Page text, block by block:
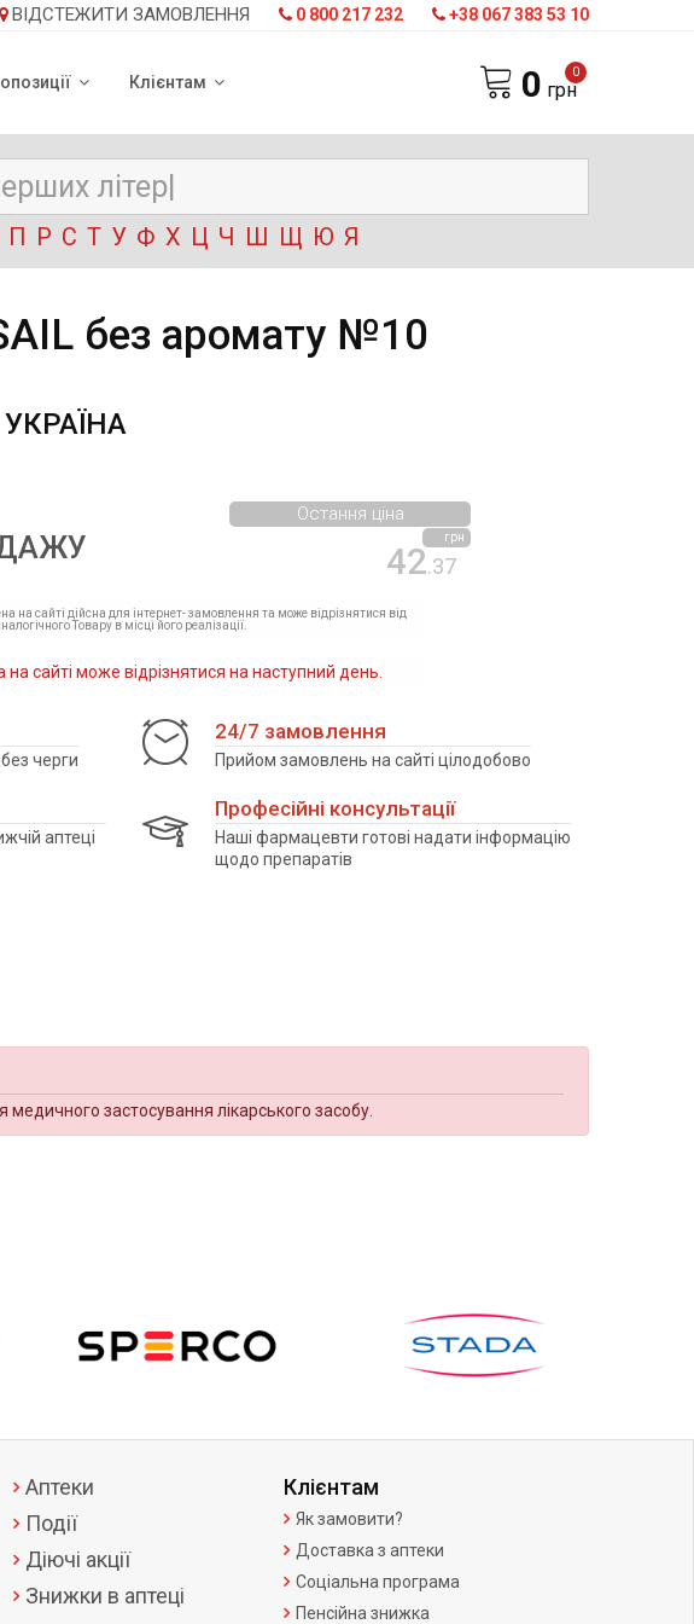
ВІДСТЕЖИТИ ЗАМОВЛЕННЯ 0 800 217 232 +38 067 383 53 10
Клієнтам
0
0 грн
П Р С Т У Ф Х Ц Ч Ш Щ Ю Я
без аромату №10
42.37
грн
Остання ціна
на сайті дійсна для інтернет- замовлення та може відрізнятися від
Товару в місці його реалізації.
сайті може відрізнятися на наступний день.
черги
24/7 замовлення
Прийом замовлень на сайті цілодобово
аптеці
Професійні консультації
Наші фармацевти готові надати інформацію
щодо препаратів
медичного застосування лікарського засобу.
Аптеки
Події
Діючі акції
Знижки в аптеці
Клієнтам
Як замовити?
Доставка з аптеки
Соціальна програма
Пенсійна знижка